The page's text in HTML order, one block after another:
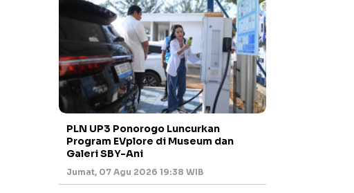
PLN UP3 Ponorogo Luncurkan
Program EVplore di Museum dan
Galeri SBY-Ani
Jumat, 07 Agu 2026 19:38 WIB